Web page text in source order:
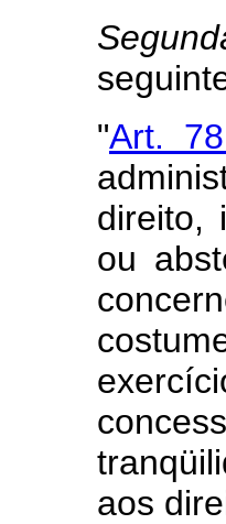
"Art.
direito,
ou
aos